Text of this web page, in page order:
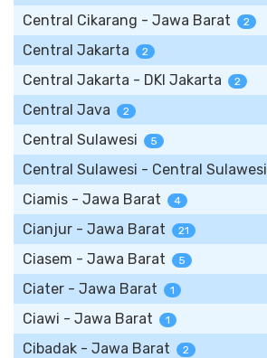
Central Cikarang - Jawa Barat 2
Central Jakarta 2
Central Jakarta - DKI Jakarta 2
Central Java 2
Central Sulawesi 5
Central Sulawesi - Central Sulawesi
Ciamis - Jawa Barat 4
Cianjur - Jawa Barat 21
Ciasem - Jawa Barat 5
Ciater - Jawa Barat 1
Ciawi - Jawa Barat 1
Cibadak - Jawa Barat 2